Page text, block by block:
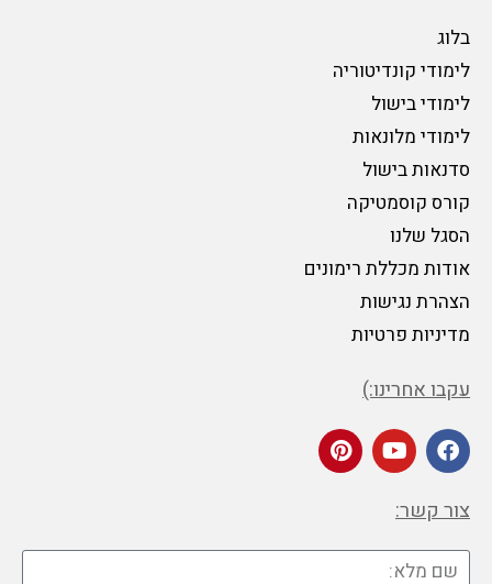
בלוג
לימודי קונדיטוריה
לימודי בישול
לימודי מלונאות
סדנאות בישול
קורס קוסמטיקה
הסגל שלנו
אודות מכללת רימונים
הצהרת נגישות
מדיניות פרטיות
עקבו אחרינו:)
צור קשר: